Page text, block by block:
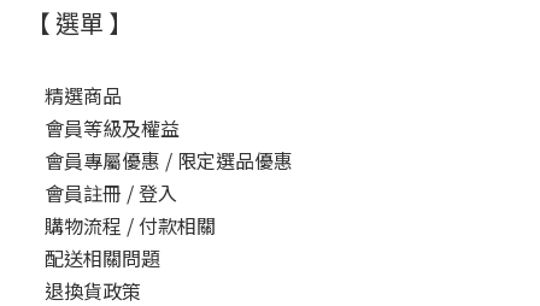
【 選單 】
精選商品
會員等級及權益
會員專屬優惠 / 限定選品優惠
會員註冊 / 登入
購物流程 / 付款相關
配送相關問題
退換貨政策